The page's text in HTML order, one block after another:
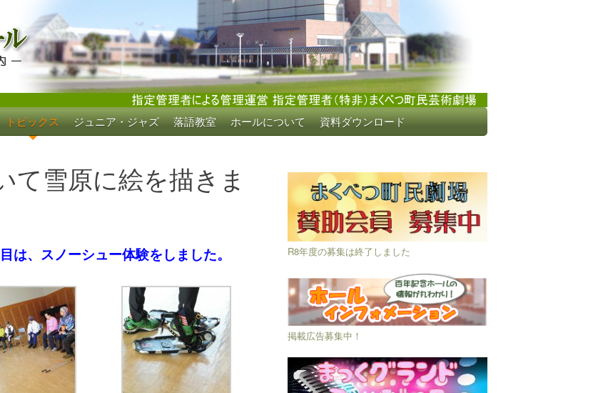
ル
トピックス ジュニア・ジャズ 落語教室 ホールについて 資料ダウンロード
て雪原に絵を描きま
は、スノーシュー体験をしました。 R8年度の募集は終了しました
掲載広告募集中！